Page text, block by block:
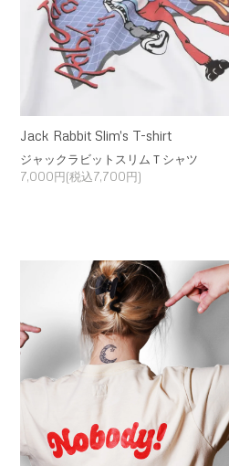
Jack Rabbit Slim's T-shirt
ジャックラビットスリムＴシャツ
7,000円(税込7,700円)